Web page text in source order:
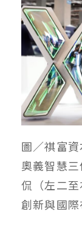
圖／祺富
奧義智慧
侃（左二
創新與國際